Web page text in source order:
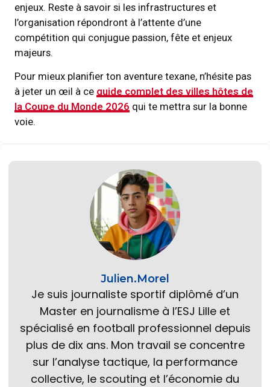
enjeux. Reste à savoir si les infrastructures et
l’organisation répondront à l’attente d’une
compétition qui conjugue passion, fête et enjeux
majeurs.
Pour mieux planifier ton aventure texane, n’hésite pas
à jeter un œil à ce guide complet des villes hôtes de
la Coupe du Monde 2026 qui te mettra sur la bonne
voie.
Julien.Morel
Je suis journaliste sportif diplômé d’un
Master en journalisme à l’ESJ Lille et
spécialisé en football professionnel depuis
plus de dix ans. Mon travail se concentre
sur l’analyse tactique, la performance
collective, le scouting et l’économie du